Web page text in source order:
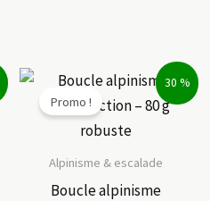
30 %
Promo !
Alpinisme & escalade
Boucle alpinisme